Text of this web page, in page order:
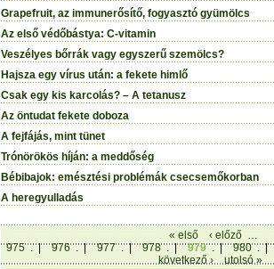
Grapefruit, az immunerősítő, fogyasztó gyümölcs
Az első védőbástya: C-vitamin
Veszélyes bőrrák vagy egyszerű szemölcs?
Hajsza egy vírus után: a fekete himlő
Csak egy kis karcolás? – A tetanusz
Az öntudat fekete doboza
A fejfájás, mint tünet
Trónörökös híján: a meddőség
Bébibajok: emésztési problémák csecsemőkorban
A heregyulladás
« első ‹ előző …
975 . | 976 . | 977 . | 978 . | 979 . | 980 . |
következő ›
utolsó »